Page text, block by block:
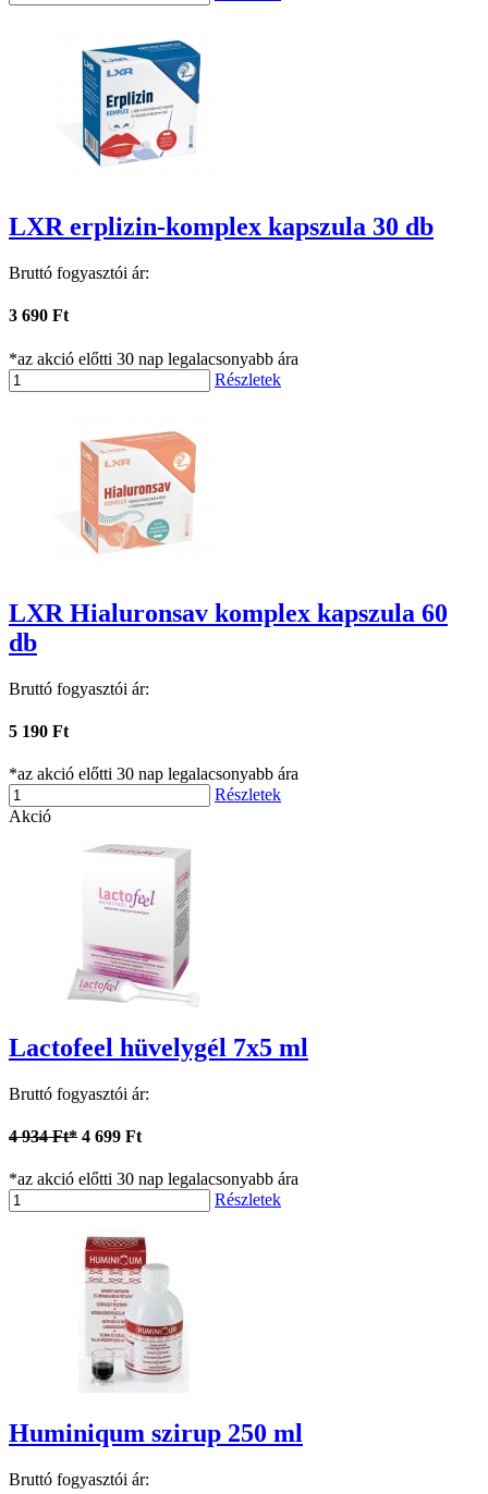
LXR erplizin-komplex kapszula 30 db
Bruttó fogyasztói ár:
3 690 Ft
*az akció előtti 30 nap legalacsonyabb ára
Részletek
LXR Hialuronsav komplex kapszula 60
db
Bruttó fogyasztói ár:
5 190 Ft
*az akció előtti 30 nap legalacsonyabb ára
Részletek
Akció
Lactofeel hüvelygél 7x5 ml
Bruttó fogyasztói ár:
4 934 Ft* 4 699 Ft
*az akció előtti 30 nap legalacsonyabb ára
Részletek
Huminiqum szirup 250 ml
Bruttó fogyasztói ár: